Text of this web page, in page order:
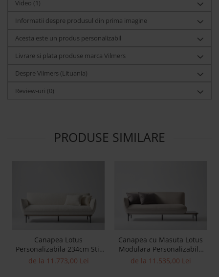
Video (1)
Informatii despre produsul din prima imagine
Acesta este un produs personalizabil
Livrare si plata produse marca Vilmers
Despre Vilmers (Lituania)
Review-uri (0)
PRODUSE SIMILARE
Canapea Lotus
Personalizabila 234cm Stil
Contemporan Cadru Lemn
de la 11.773,00 Lei
Canapea cu Masuta Lotus
Modulara Personalizabila
Stil Contemporan Cadru
de la 11.535,00 Lei